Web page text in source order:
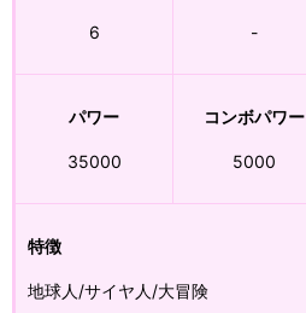
6 -
パワー
35000
コンボパワー
5000
特徴
地球人/サイヤ人/大冒険